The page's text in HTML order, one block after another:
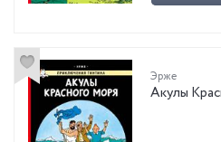
Эрже
Акулы